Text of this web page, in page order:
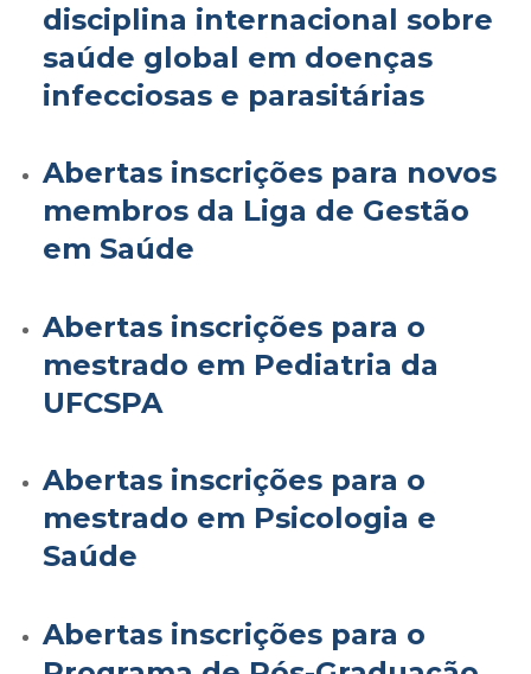
disciplina internacional sobre
saúde global em doenças
infecciosas e parasitárias
Abertas inscrições para novos
membros da Liga de Gestão
em Saúde
Abertas inscrições para o
mestrado em Pediatria da
UFCSPA
Abertas inscrições para o
mestrado em Psicologia e
Saúde
Abertas inscrições para o